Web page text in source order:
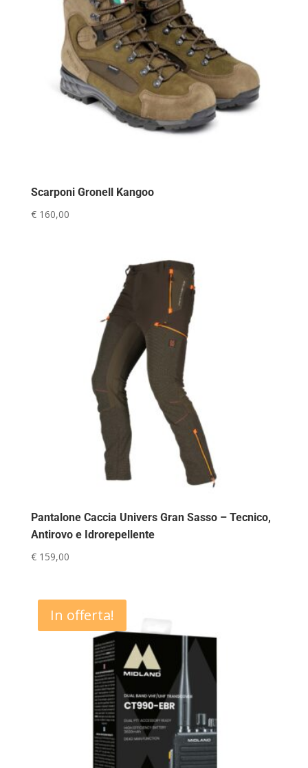
Scarponi Gronell Kangoo
€160,00
Pantalone Caccia Univers Gran Sasso – Tecnico,
Antirovo e Idrorepellente
€159,00
In offerta!